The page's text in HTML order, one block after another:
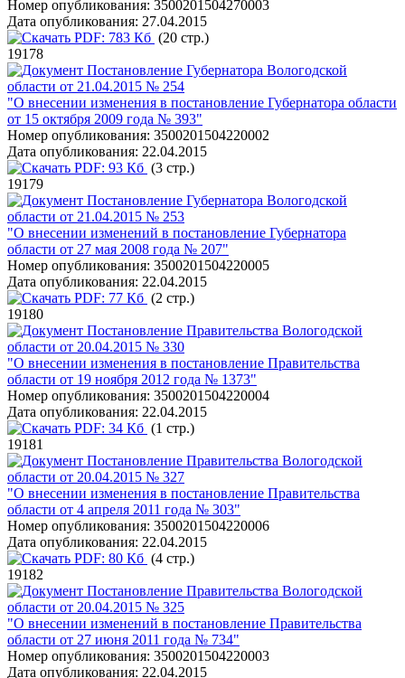
Номер опубликования: 3500201504270003
Дата опубликования: 27.04.2015
PDF: 783 Кб (20 стр.)
19178
Постановление Губернатора Вологодской
области от 21.04.2015 № 254
"О внесении изменения в постановление Губернатора области
от 15 октября 2009 года № 393"
Номер опубликования: 3500201504220002
Дата опубликования: 22.04.2015
PDF: 93 Кб (3 стр.)
19179
Постановление Губернатора Вологодской
области от 21.04.2015 № 253
"О внесении изменений в постановление Губернатора
области от 27 мая 2008 года № 207"
Номер опубликования: 3500201504220005
Дата опубликования: 22.04.2015
PDF: 77 Кб (2 стр.)
19180
Постановление Правительства Вологодской
области от 20.04.2015 № 330
"О внесении изменения в постановление Правительства
области от 19 ноября 2012 года № 1373"
Номер опубликования: 3500201504220004
Дата опубликования: 22.04.2015
PDF: 34 Кб (1 стр.)
19181
Постановление Правительства Вологодской
области от 20.04.2015 № 327
"О внесении изменения в постановление Правительства
области от 4 апреля 2011 года № 303"
Номер опубликования: 3500201504220006
Дата опубликования: 22.04.2015
PDF: 80 Кб (4 стр.)
19182
Постановление Правительства Вологодской
области от 20.04.2015 № 325
"О внесении изменений в постановление Правительства
области от 27 июня 2011 года № 734"
Номер опубликования: 3500201504220003
Дата опубликования: 22.04.2015